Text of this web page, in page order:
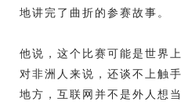
地讲完了曲折的参赛故事。
他说，这个比赛可能是世界
对非洲人来说，还谈不上触
地方，互联网并不是外人想